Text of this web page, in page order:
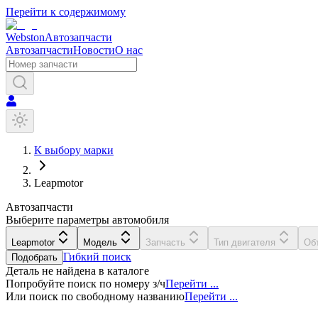
Перейти к содержимому
WebstonАвтозапчасти
АвтозапчастиНовостиО нас
К выбору марки
Leapmotor
Автозапчасти
Выберите параметры автомобиля
Leapmotor Модель Запчасть Тип двигателя
Подобрать Гибкий поиск
Деталь не найдена в каталоге
Попробуйте поиск по номеру з/чПерейти ...
Или поиск по свободному названиюПерейти ...